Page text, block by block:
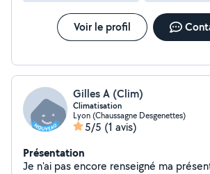
Voir le profil
Gilles A (Clim)
Climatisation
Lyon (Chaussagne Desgenettes)
5/5 (1 avis)
Présentation
Je n'ai pas encore